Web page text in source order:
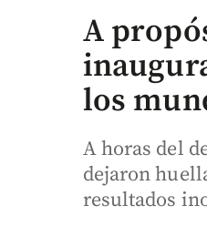
A
los
A horas del
dejaron
resultados